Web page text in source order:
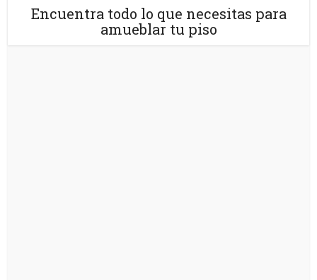
Encuentra todo lo que necesitas para
amueblar tu piso